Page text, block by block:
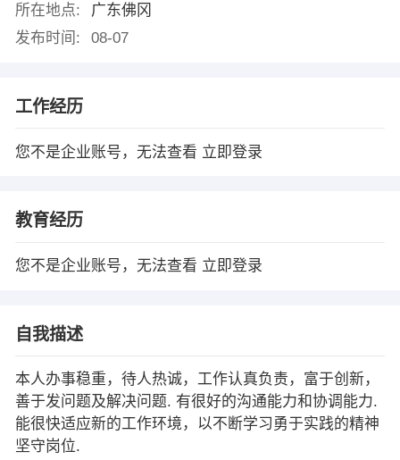
所在地点:
广东佛冈
发布时间:
08-07
工作经历
您不是企业账号，无法查看 立即登录
教育经历
您不是企业账号，无法查看 立即登录
自我描述
本人办事稳重，待人热诚，工作认真负责，富于创新，
善于发问题及解决问题. 有很好的沟通能力和协调能力.
能很快适应新的工作环境，以不断学习勇于实践的精神
坚守岗位.